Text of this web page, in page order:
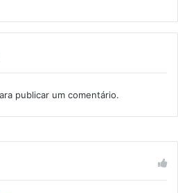
publicar um comentário.